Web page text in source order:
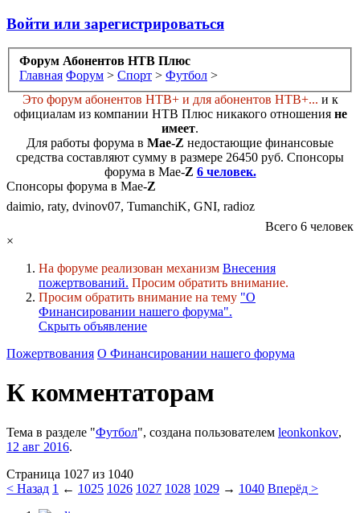
Войти или зарегистрироваться
Форум Абонентов НТВ Плюс
Главная Форум > Спорт > Футбол >
Это форум абонентов НТВ+ и для абонентов НТВ+... и к
официалам из компании НТВ Плюс никакого отношения не
имеет.
Для работы форума в Мае-Z недостающие финансовые
средства составляют сумму в размере 26450 руб. Cпонсоры
форума в Мае-Z 6 человек.
Спонсоры форума в Мае-Z
daimio, raty, dvinov07, TumanchiK, GNI, radioz
Всего 6 человек
×
На форуме реализован механизм Внесения
пожертвований. Просим обратить внимание.
Просим обратить внимание на тему "О
Финансировании нашего форума".
Скрыть объявление
Пожертвования О Финансировании нашего форума
К комментаторам
Тема в разделе "Футбол", создана пользователем leonkonkov,
12 авг 2016.
Страница 1027 из 1040
< Назад 1 ← 1025 1026 1027 1028 1029 → 1040 Вперёд >